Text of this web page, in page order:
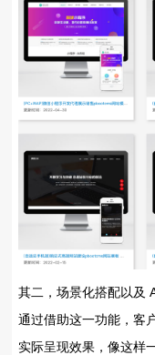
其二，场景化搭配以及
通过借助这一功能，客
实际呈现效果，像这样